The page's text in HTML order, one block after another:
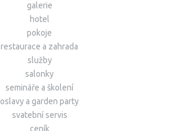
galerie
hotel
pokoje
restaurace a zahrada
služby
salonky
semináře a školení
oslavy a garden party
svatební servis
ceník